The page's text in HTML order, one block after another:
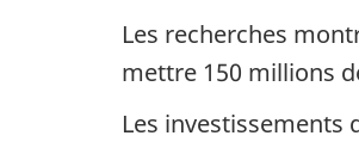
Les recherches
mettre 150 millions
Les investissements